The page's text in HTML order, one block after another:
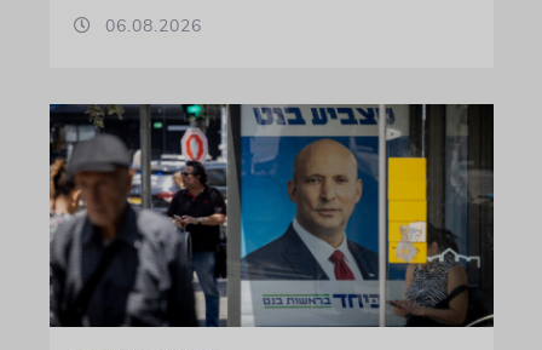
06.08.2026